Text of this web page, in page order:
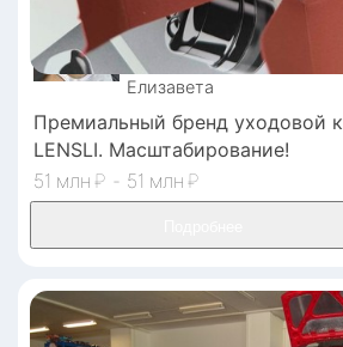
Елизавета
Премиальный бренд уходовой
LENSLI. Масштабирование!
51
₽ - 51 ₽